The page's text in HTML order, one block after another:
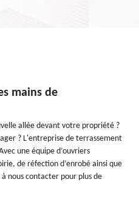
mains de
allée devant votre propriété ?
? L'entreprise de terrassement
une équipe d’ouvriers
de réfection d’enrobé ainsi que
nous contacter pour plus de